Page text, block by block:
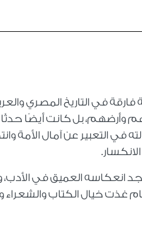
1973م، لحظة فارقة في
وأرضهم، بل كانت أيضًا حدثًا
في التعبير عن آمال الأمة
انعكاسه العميق في
غذت خيال الكتاب والشعراء